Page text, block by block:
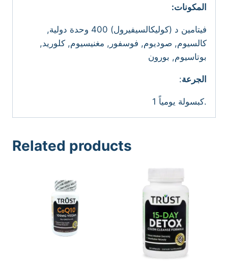
:المكونات
فيتامين د (كوليكالسيفيرول) 400 وحدة دولية,
كالسيوم, صوديوم, فوسفور, مغنيسيوم, كلوريد,
بوتاسيوم, بورون
:الجرعة
1 كبسولة يومياً.
Related products